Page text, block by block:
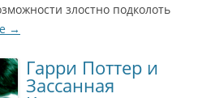
злостно подколоть
→
Гарри Поттер и
Зассанная